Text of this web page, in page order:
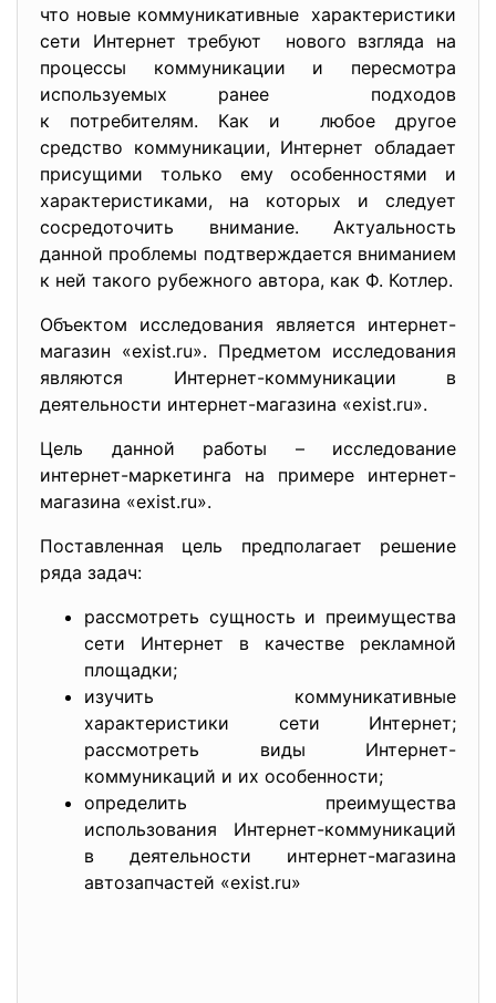
что новые коммуникативные характеристики
сети Интернет требуют нового взгляда на
процессы коммуникации и пересмотра
используемых ранее подходов
к потребителям. Как и любое другое
средство коммуникации, Интернет обладает
присущими только ему особенностями и
характеристиками, на которых и следует
сосредоточить внимание. Актуальность
данной проблемы подтверждается вниманием
к ней такого рубежного автора, как Ф. Котлер.
Объектом исследования является интернет-
магазин «exist.ru». Предметом исследования
являются Интернет-коммуникации в
деятельности интернет-магазина «exist.ru».
Цель данной работы – исследование
интернет-маркетинга на примере интернет-
магазина «exist.ru».
Поставленная цель предполагает решение
ряда задач:
рассмотреть сущность и преимущества
сети Интернет в качестве рекламной
площадки;
изучить коммуникативные
характеристики сети Интернет;
рассмотреть виды Интернет-
коммуникаций и их особенности;
определить преимущества
использования Интернет-коммуникаций
в деятельности интернет-магазина
автозапчастей «exist.ru»